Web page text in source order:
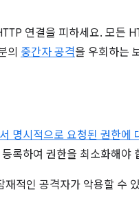
연결을 피하세요. 모든
의 중간자 공격을 우회하는
명시적으로 요청된 권한에
록하여 권한을 최소화해야
적인 공격자가 악용할 수